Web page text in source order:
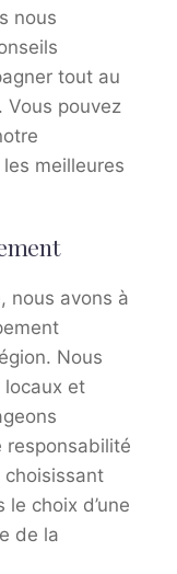
nous
tout au
Vous pouvez
meilleures
nous avons à
Nous
locaux et
responsabilité
choisissant
choix d’une
de la